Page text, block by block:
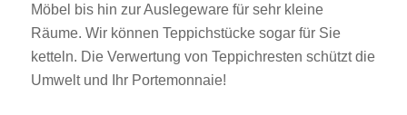
Möbel bis hin zur Auslegeware für sehr kleine
Räume. Wir können Teppichstücke sogar für Sie
ketteln. Die Verwertung von Teppichresten schützt die
Umwelt und Ihr Portemonnaie!